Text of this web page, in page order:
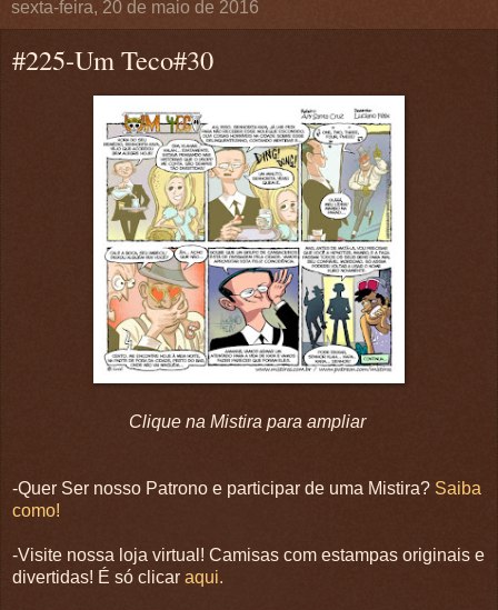
sexta-feira, 20 de maio de 2016
#225-Um Teco#30
Clique na Mistira para ampliar
-Quer Ser nosso Patrono e participar de uma Mistira? Saiba
como!
-Visite nossa loja virtual! Camisas com estampas originais e
divertidas! É só clicar aqui.